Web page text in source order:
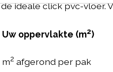
de ideale click pvc-vloer.
Uw oppervlakte (m2)
m2 afgerond per pak